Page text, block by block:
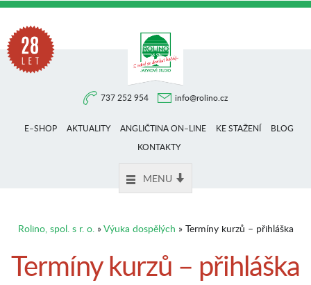
737 252 954 info@rolino.cz
E–SHOP AKTUALITY ANGLIČTINA ON–LINE KE STAŽENÍ
BLOG
KONTAKTY
MENU
Rolino, spol. s r. o.»Výuka dospělých » Termíny kurzů – přihláška
Termíny kurzů – přihláška